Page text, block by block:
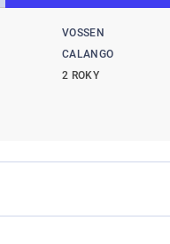
VOSSEN
CALANGO
2 ROKY